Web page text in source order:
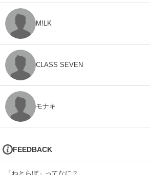
M!LK
CLASS SEVEN
モナキ
FEEDBACK
「ねとらぼ」ってなに？